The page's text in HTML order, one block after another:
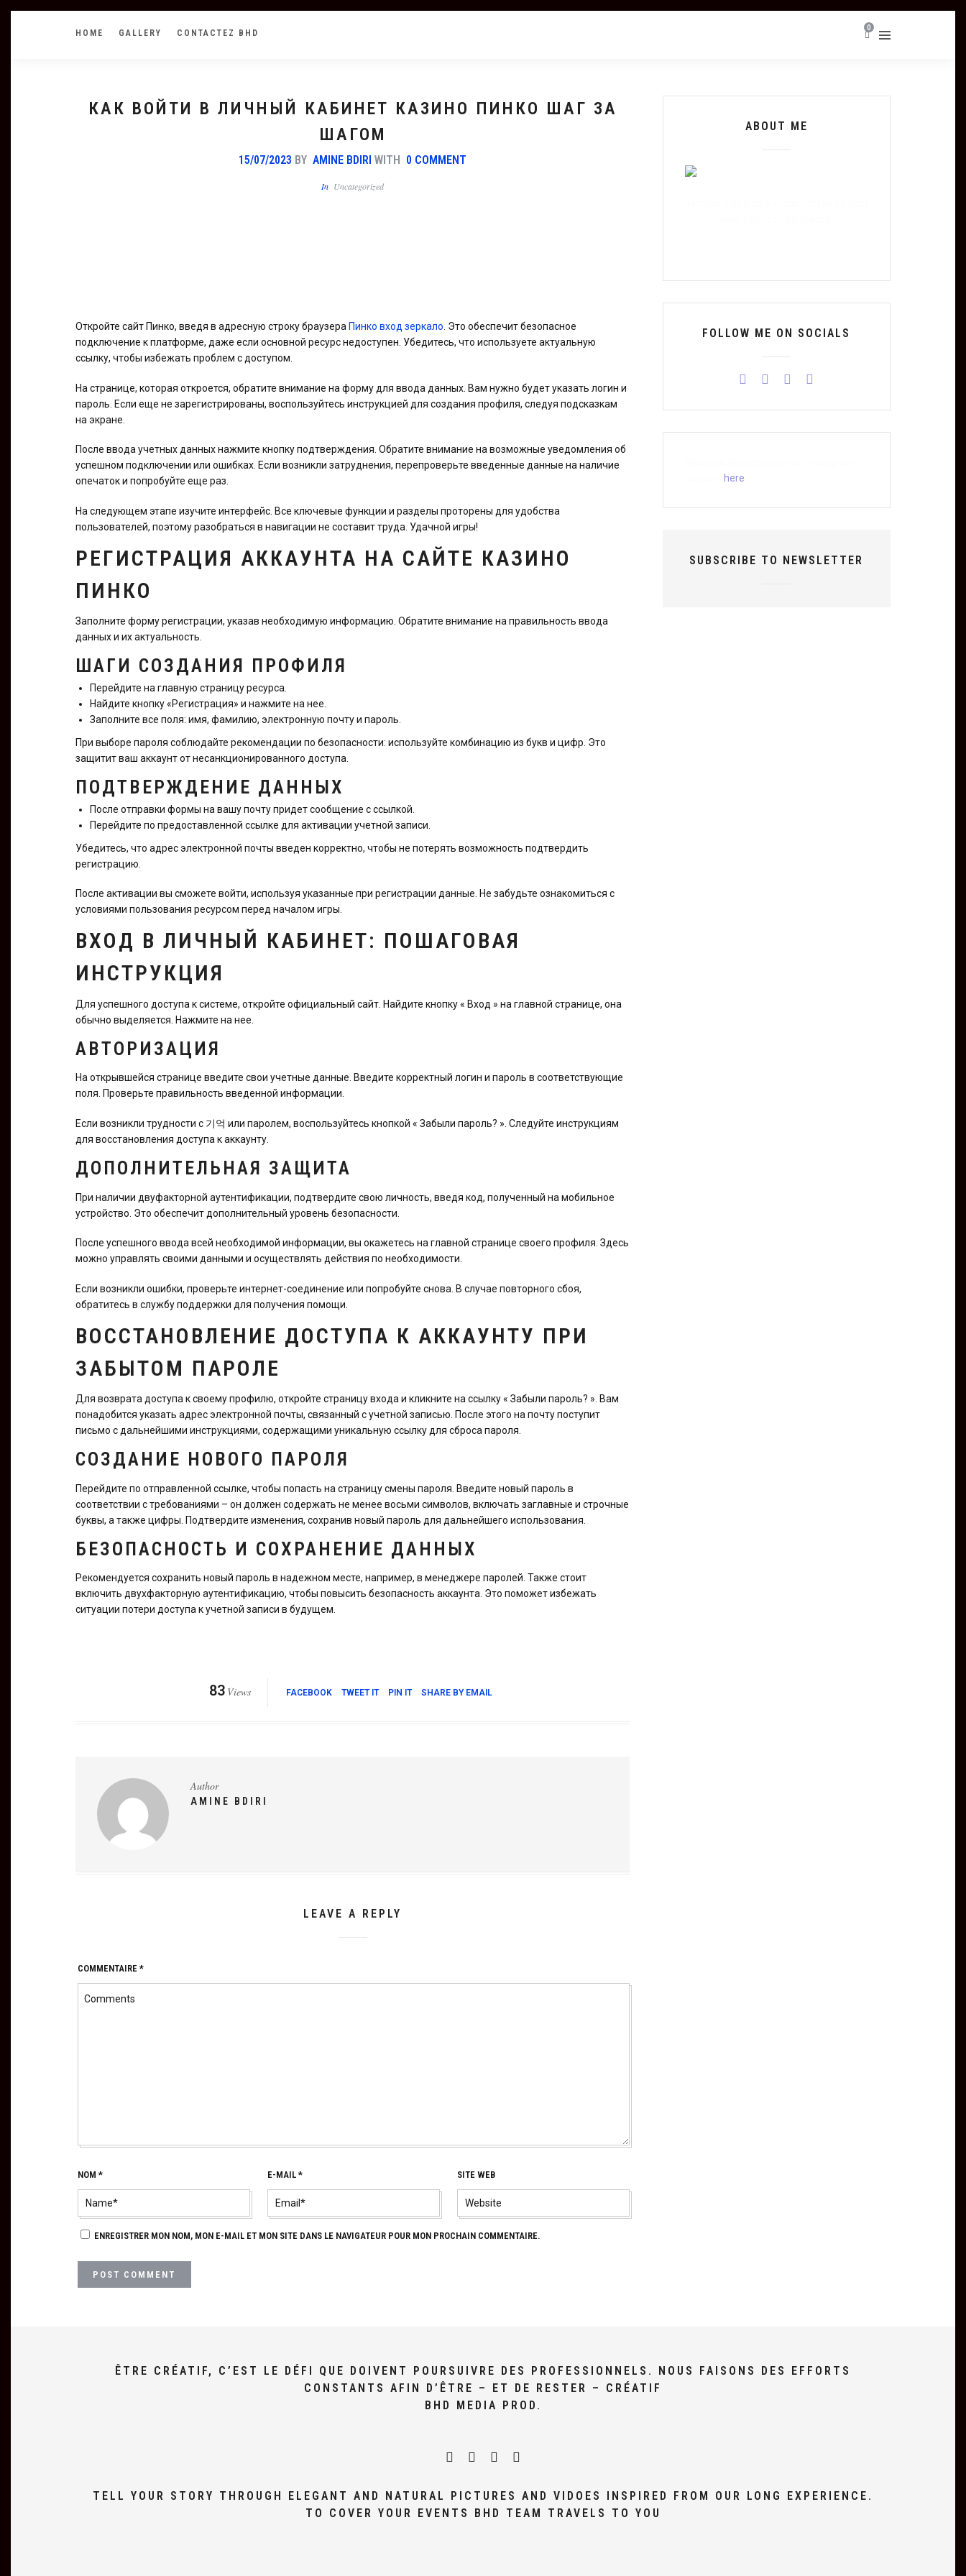
HOME GALLERY CONTACTEZ BHD
0
КАК ВОЙТИ В ЛИЧНЫЙ КАБИНЕТ КАЗИНО ПИНКО ШАГ ЗА
ШАГОМ
15/07/2023 BYAMINE BDIRI WITH 0 COMMENT
In Uncategorized
Откройте сайт Пинко, введя в адресную строку браузера Пинко вход зеркало . Это обеспечит безопасное
подключение к платформе, даже если основной ресурс недоступен. Убедитесь, что используете актуальную
ссылку, чтобы избежать проблем с доступом.
На странице, которая откроется, обратите внимание на форму для ввода данных. Вам нужно будет указать логин и
пароль. Если еще не зарегистрированы, воспользуйтесь инструкцией для создания профиля, следуя подсказкам
на экране.
После ввода учетных данных нажмите кнопку подтверждения. Обратите внимание на возможные уведомления об
успешном подключении или ошибках. Если возникли затруднения, перепроверьте введенные данные на наличие
опечаток и попробуйте еще раз.
На следующем этапе изучите интерфейс. Все ключевые функции и разделы проторены для удобства
пользователей, поэтому разобраться в навигации не составит труда. Удачной игры!
РЕГИСТРАЦИЯ АККАУНТА НА САЙТЕ КАЗИНО
ПИНКО
Заполните форму регистрации, указав необходимую информацию. Обратите внимание на правильность ввода
данных и их актуальность.
ШАГИ СОЗДАНИЯ ПРОФИЛЯ
Перейдите на главную страницу ресурса.
Найдите кнопку «Регистрация» и нажмите на нее.
Заполните все поля: имя, фамилию, электронную почту и пароль.
При выборе пароля соблюдайте рекомендации по безопасности: используйте комбинацию из букв и цифр. Это
защитит ваш аккаунт от несанкционированного доступа.
ПОДТВЕРЖДЕНИЕ ДАННЫХ
После отправки формы на вашу почту придет сообщение с ссылкой.
Перейдите по предоставленной ссылке для активации учетной записи.
Убедитесь, что адрес электронной почты введен корректно, чтобы не потерять возможность подтвердить
регистрацию.
После активации вы сможете войти, используя указанные при регистрации данные. Не забудьте ознакомиться с
условиями пользования ресурсом перед началом игры.
ВХОД В ЛИЧНЫЙ КАБИНЕТ: ПОШАГОВАЯ
ИНСТРУКЦИЯ
Для успешного доступа к системе, откройте официальный сайт. Найдите кнопку « Вход » на главной странице, она
обычно выделяется. Нажмите на нее.
АВТОРИЗАЦИЯ
На открывшейся странице введите свои учетные данные. Введите корректный логин и пароль в соответствующие
поля. Проверьте правильность введенной информации.
Если возникли трудности с 기억 или паролем, воспользуйтесь кнопкой « Забыли пароль? ». Следуйте инструкциям
для восстановления доступа к аккаунту.
ДОПОЛНИТЕЛЬНАЯ ЗАЩИТА
При наличии двуфакторной аутентификации, подтвердите свою личность, введя код, полученный на мобильное
устройство. Это обеспечит дополнительный уровень безопасности.
После успешного ввода всей необходимой информации, вы окажетесь на главной странице своего профиля. Здесь
можно управлять своими данными и осуществлять действия по необходимости.
Если возникли ошибки, проверьте интернет-соединение или попробуйте снова. В случае повторного сбоя,
обратитесь в службу поддержки для получения помощи.
ВОССТАНОВЛЕНИЕ ДОСТУПА К АККАУНТУ ПРИ
ЗАБЫТОМ ПАРОЛЕ
Для возврата доступа к своему профилю, откройте страницу входа и кликните на ссылку « Забыли пароль? ». Вам
понадобится указать адрес электронной почты, связанный с учетной записью. После этого на почту поступит
письмо с дальнейшими инструкциями, содержащими уникальную ссылку для сброса пароля.
СОЗДАНИЕ НОВОГО ПАРОЛЯ
Перейдите по отправленной ссылке, чтобы попасть на страницу смены пароля. Введите новый пароль в
соответствии с требованиями – он должен содержать не менее восьми символов, включать заглавные и строчные
буквы, а также цифры. Подтвердите изменения, сохранив новый пароль для дальнейшего использования.
БЕЗОПАСНОСТЬ И СОХРАНЕНИЕ ДАННЫХ
Рекомендуется сохранить новый пароль в надежном месте, например, в менеджере паролей. Также стоит
включить двухфакторную аутентификацию, чтобы повысить безопасность аккаунта. Это поможет избежать
ситуации потери доступа к учетной записи в будущем.
83 Views FACEBOOK TWEET IT PIN IT SHARE BY EMAIL
Author
AMINE BDIRI
LEAVE A REPLY
COMMENTAIRE*
NOM* E-MAIL* SITE WEB
ENREGISTRER MON NOM, MON E-MAIL ET MON SITE DANS LE NAVIGATEUR POUR MON PROCHAIN COMMENTAIRE.
ABOUT ME
FOLLOW ME ON SOCIALS
here
SUBSCRIBE TO NEWSLETTER
ÊTRE CRÉATIF, C’EST LE DÉFI QUE DOIVENT POURSUIVRE DES PROFESSIONNELS. NOUS FAISONS DES EFFORTS
CONSTANTS AFIN D’ÊTRE – ET DE RESTER – CRÉATIF
BHD MEDIA PROD.
TELL YOUR STORY THROUGH ELEGANT AND NATURAL PICTURES AND VIDOES INSPIRED FROM OUR LONG EXPERIENCE.
TO COVER YOUR EVENTS BHD TEAM TRAVELS TO YOU